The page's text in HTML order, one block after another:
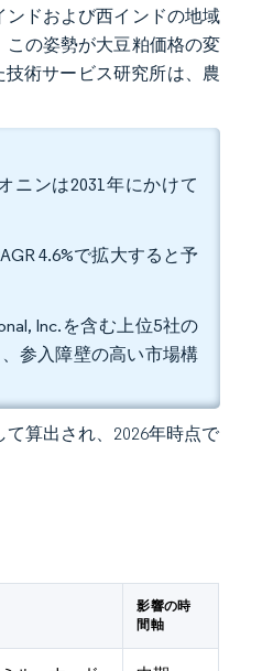
ドおよび西インドの地域
の姿勢が大豆粕価格の変
技術サービス研究所は、農
ニンは2031年にかけて
4.6%で拡大すると予
Inc.を含む上位5社の
参入障壁の高い市場構
算出され、2026年時点で
影響の時
間軸